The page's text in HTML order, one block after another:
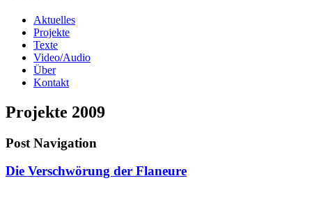
Aktuelles
Projekte
Texte
Video/Audio
Über
Kontakt
Projekte 2009
Post Navigation
Die Verschwörung der Flaneure